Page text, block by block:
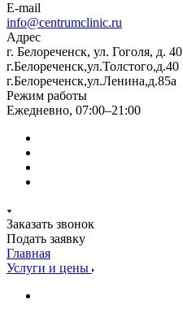
E-mail
info@centrumclinic.ru
Адрес
г. Белореченск, ул. Гоголя, д. 40
г.Белореченск,ул.Толстого,д.40
г.Белореченск,ул.Ленина,д.85а
Режим работы
Ежедневно, 07:00–21:00
Заказать звонок
Подать заявку
Главная
Услуги и цены